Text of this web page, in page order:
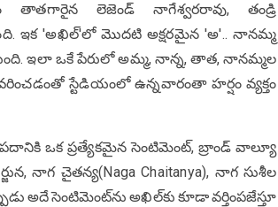
లెజెండ్ నాగేశ్వరరావు, తండ్రి
ఇక 'అఖిల్'లో మొదటి అక్షరమైన 'అ'.. నానమ్మ
ఇలా ఒకే పేరులో అమ్మ, నాన్న, తాత, నానమ్మల
స్టేడియంలో ఉన్న‌వారంతా హ‌ర్షం వ్య‌క్తం
ఒక ప్రత్యేకమైన సెంటిమెంట్, బ్రాండ్ వాల్యూ
నాగ చైతన్య(Naga Chaitanya), నాగ సుశీల
అదే సెంటిమెంట్‌ను అఖిల్‌కు కూడా వర్తింపజేస్తూ